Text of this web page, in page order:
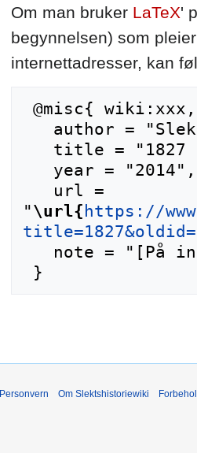
Om man bruker LaTeX'
begynnelsen) som
internettadresser, kan
"\url{ https://
Personvern Om Slektshistoriewiki